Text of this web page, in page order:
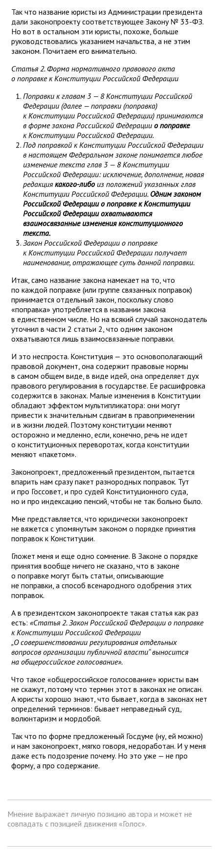
Так что название юристы из Администрации президента
дали законопроекту соответствующее Закону № 33-ФЗ.
Но вот в остальном эти юристы, похоже, больше
руководствовались указанием начальства, а не этим
законом. Почитаем его внимательно.
Статья 2. Форма нормативного правового акта
о поправке к Конституции Российской Федерации
Поправки к главам 3 — 8 Конституции Российской
Федерации (далее — поправки (поправка)
к Конституции Российской Федерации) принимаются
в форме закона Российской Федерации о поправке
к Конституции Российской Федерации.
Под поправкой к Конституции Российской Федерации
в настоящем Федеральном законе понимается любое
изменение текста глав 3 — 8 Конституции
Российской Федерации: исключение, дополнение, новая
редакциякакого-либо из положений указанных глав
Конституции Российской Федерации. Одним законом
Российской Федерации о поправке к Конституции
Российской Федерации охватываются
взаимосвязанные изменения конституционного
текста.
Закон Российской Федерации о поправке
к Конституции Российской Федерации получает
наименование, отражающее суть данной поправки.
Итак, само название закона намекает на то, что
по каждой поправке (или группе связанных поправок)
принимается отдельный закон, поскольку слово
«поправка» употребляется в названии закона
в единственном числе. Но на всякий случай законодатель
уточнил в части 2 статьи 2, что одним законом
охватываются лишь взаимосвязанные поправки.
И это неспроста. Конституция — это основополагающий
правовой документ, она содержит правовые нормы
в самом общем виде, в виде идей, она определяет дух
правового регулирования в государстве. Ее расшифровка
содержится в законах. Малые изменения в Конституции
обладают эффектом мультипликатора: они могут
привести к значительным сдвигам в правоприменении
и в жизни людей. Поэтому конституции меняют
осторожно и медленно, если, конечно, речь не идет
о конституционных переворотах, когда конституции
меняют «пакетом».
Законопроект, предложенный президентом, пытается
впарить нам сразу пакет разнородных поправок. Тут
и про Госсовет, и про судей Конституционного суда,
но и про индексацию пенсий, чтобы не так больно было.
Мне представляется, что юридически законопроект
не вяжется с упомянутым законом о порядке принятия
поправок к Конституции.
Гложет меня и еще одно сомнение. В Законе о порядке
принятия вообще ничего не сказано, что в законе
о поправке могут быть статьи, описывающие
не поправки, а способ всенародного одобрения этих
поправок.
А в президентском законопроекте такая статья как раз
есть: «Статья 2. Закон Российской Федерации о поправке
к Конституции Российской Федерации
„О совершенствовании регулирования отдельных
вопросов организации публичной власти“ выносится
на общероссийское голосование».
Что такое «общероссийское голосование» юристы вам
не скажут, потому что термин этот в законах не описан.
А юристы хорошо знают, что бывает, когда в законах нет
определений терминов: бывает неправедный суд,
волюнтаризм и мордобой.
Так что по форме предложенный Госдуме (ну, ей можно)
и нам законопроект, мягко говоря, недоработан. И у меня
даже есть подозрение почему. Но это уже — не про
форму, а про содержание.
Мнение выражает личную позицию автора и может не
совпадать с позицией движения «Голос».